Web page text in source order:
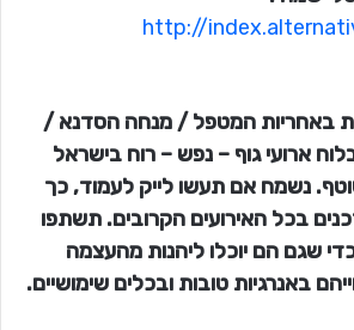
http://
באחריות המטפל / מנחה הסדנא /
ארועי גוף – נפש – רוח בישראל
נשמח אם תעשו לייק לעמוד, כך
בכל האירועים הקרובים. תשתפו
שגם הם יוכלו ליהנות מהעצמה
באנרגיות טובות ובכלים שימושיים.